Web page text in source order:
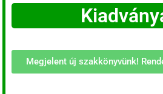
Megjelent új szakkönyvünk!